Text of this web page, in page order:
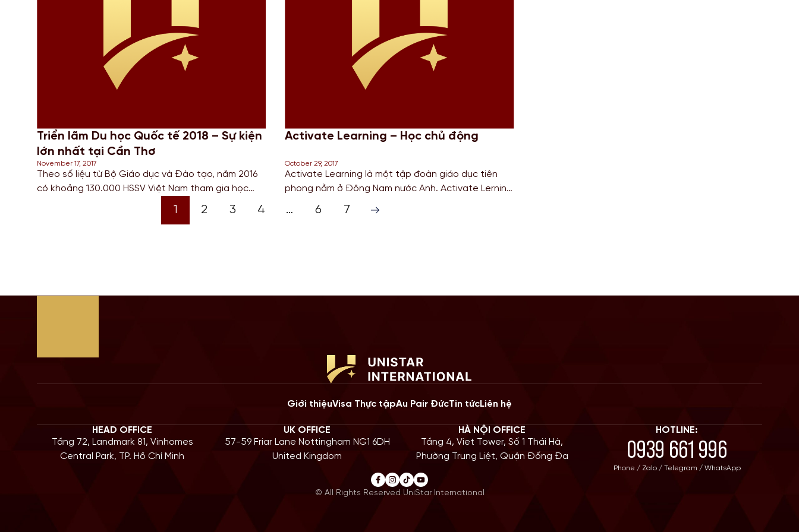
Triển lãm Du học Quốc tế 2018 – Sự kiện
lớn nhất tại Cần Thơ
November 17, 2017
Theo số liệu từ Bộ Giáo dục và Đào tạo, năm 2016
có khoảng 130.000 HSSV Việt Nam tham gia học
tập tại nước ngoài, tăng 10.000 HSSV so với năm
Activate Learning – Học chủ động
October 29, 2017
Activate Learning là một tập đoàn giáo dục tiên
phong nằm ở Đông Nam nước Anh. Activate Lerning
hiểu rõ sinh viên cần gì, từ đó làm việc với các
chuyên gia để đưa ra chương trình học phù hợp,là
1 2 3 4 … 6 7
Giới thiệuVisa Thực tậpAu Pair ĐứcTin tứcLiên hệ
HEAD OFFICE
Tầng 72, Landmark 81, Vinhomes
Central Park, TP. Hồ Chí Minh
UK OFFICE
57-59 Friar Lane Nottingham NG1 6DH
United Kingdom
HÀ NỘI OFFICE
Tầng 4, Viet Tower, Số 1 Thái Hà,
Phường Trung Liệt, Quận Đống Đa
HOTLINE:
0939 661 996
Phone / Zalo / Telegram / WhatsApp
© All Rights Reserved UniStar International